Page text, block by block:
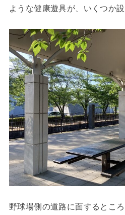
ような健康遊具が、いくつか
野球場側の道路に面するとこ